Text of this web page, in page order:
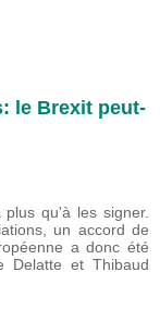
le Brexit peut-
qu'à les signer.
un accord de
a donc été
Delatte et Thibaud